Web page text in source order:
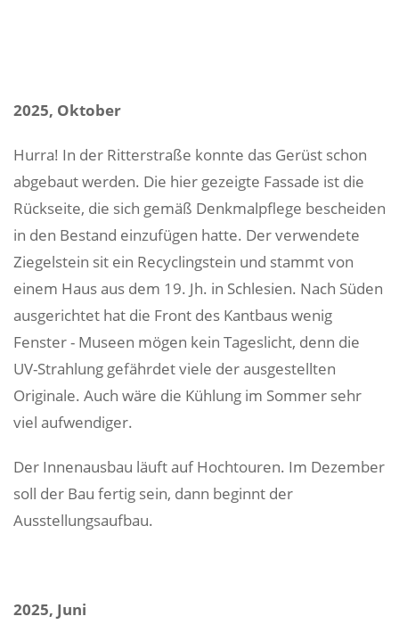
2025, Oktober
Hurra! In der Ritterstraße konnte das Gerüst schon
abgebaut werden. Die hier gezeigte Fassade ist die
Rückseite, die sich gemäß Denkmalpflege bescheiden
in den Bestand einzufügen hatte. Der verwendete
Ziegelstein sit ein Recyclingstein und stammt von
einem Haus aus dem 19. Jh. in Schlesien. Nach Süden
ausgerichtet hat die Front des Kantbaus wenig
Fenster - Museen mögen kein Tageslicht, denn die
UV-Strahlung gefährdet viele der ausgestellten
Originale. Auch wäre die Kühlung im Sommer sehr
viel aufwendiger.
Der Innenausbau läuft auf Hochtouren. Im Dezember
soll der Bau fertig sein, dann beginnt der
Ausstellungsaufbau.
2025, Juni